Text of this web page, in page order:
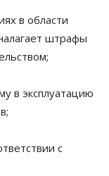
в области
штрафы
в эксплуатацию
с